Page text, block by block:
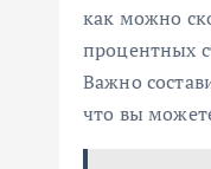
как можно
процентных
Важно
что вы